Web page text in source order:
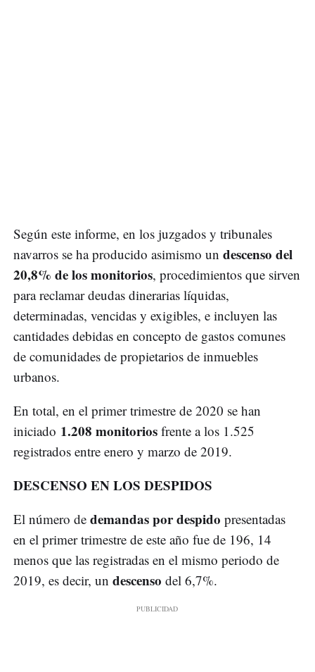
Según este informe, en los juzgados y tribunales
navarros se ha producido asimismo un descenso del
20,8% de los monitorios, procedimientos que sirven
para reclamar deudas dinerarias líquidas,
determinadas, vencidas y exigibles, e incluyen las
cantidades debidas en concepto de gastos comunes
de comunidades de propietarios de inmuebles
urbanos.
En total, en el primer trimestre de 2020 se han
iniciado 1.208 monitorios frente a los 1.525
registrados entre enero y marzo de 2019.
DESCENSO EN LOS DESPIDOS
El número de demandas por despido presentadas
en el primer trimestre de este año fue de 196, 14
menos que las registradas en el mismo periodo de
2019, es decir, un descenso del 6,7%.